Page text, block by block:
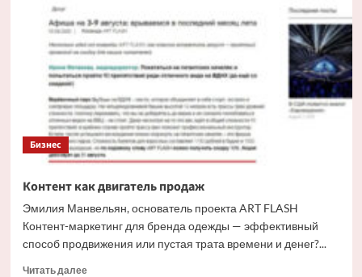
Бизнес
Контент как двигатель продаж
Эмилия Манвельян, основатель проекта ART FLASH
Контент-маркетинг для бренда одежды — эффективный
способ продвижения или пустая трата времени и денег?...
Читать далееПрочитать